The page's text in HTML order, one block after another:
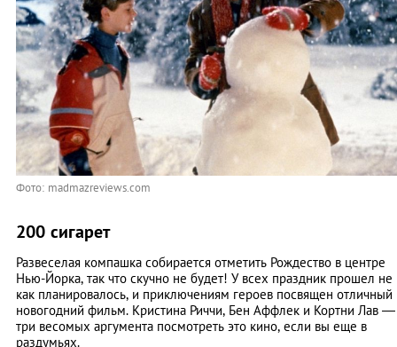
Фото: madmazreviews.com
200 сигарет
Развеселая компашка собирается отметить Рождество в центре
Нью-Йорка, так что скучно не будет! У всех праздник прошел не
как планировалось, и приключениям героев посвящен отличный
новогодний фильм. Кристина Риччи, Бен Аффлек и Кортни Лав —
три весомых аргумента посмотреть это кино, если вы еще в
раздумьях.